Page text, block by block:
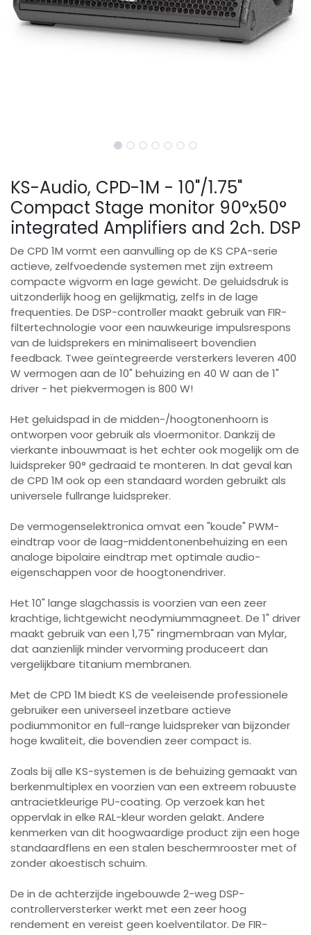
KS-Audio, CPD-1M - 10"/1.75"
Compact Stage monitor 90°x50°
integrated Amplifiers and 2ch. DSP
De CPD 1M vormt een aanvulling op de KS CPA-serie
actieve, zelfvoedende systemen met zijn extreem
compacte wigvorm en lage gewicht. De geluidsdruk is
uitzonderlijk hoog en gelijkmatig, zelfs in de lage
frequenties. De DSP-controller maakt gebruik van FIR-
filtertechnologie voor een nauwkeurige impulsrespons
van de luidsprekers en minimaliseert bovendien
feedback. Twee geïntegreerde versterkers leveren 400
W vermogen aan de 10" behuizing en 40 W aan de 1"
driver - het piekvermogen is 800 W!
Het geluidspad in de midden-/hoogtonenhoorn is
ontworpen voor gebruik als vloermonitor. Dankzij de
vierkante inbouwmaat is het echter ook mogelijk om de
luidspreker 90° gedraaid te monteren. In dat geval kan
de CPD 1M ook op een standaard worden gebruikt als
universele fullrange luidspreker.
De vermogenselektronica omvat een "koude" PWM-
eindtrap voor de laag-middentonenbehuizing en een
analoge bipolaire eindtrap met optimale audio-
eigenschappen voor de hoogtonendriver.
Het 10" lange slagchassis is voorzien van een zeer
krachtige, lichtgewicht neodymiummagneet. De 1" driver
maakt gebruik van een 1,75" ringmembraan van Mylar,
dat aanzienlijk minder vervorming produceert dan
vergelijkbare titanium membranen.
Met de CPD 1M biedt KS de veeleisende professionele
gebruiker een universeel inzetbare actieve
podiummonitor en full-range luidspreker van bijzonder
hoge kwaliteit, die bovendien zeer compact is.
Zoals bij alle KS-systemen is de behuizing gemaakt van
berkenmultiplex en voorzien van een extreem robuuste
antracietkleurige PU-coating. Op verzoek kan het
oppervlak in elke RAL-kleur worden gelakt. Andere
kenmerken van dit hoogwaardige product zijn een hoge
standaardflens en een stalen beschermrooster met of
zonder akoestisch schuim.
De in de achterzijde ingebouwde 2-weg DSP-
controllerversterker werkt met een zeer hoog
rendement en vereist geen koelventilator. De FIR-